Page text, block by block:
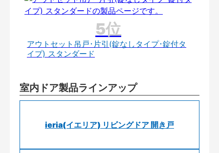
アウトセット吊戸･片引(錠なしタイプ･錠付タ
イプ) スタンダード
室内ドア製品ラインアップ
ieria(イエリア) リビングドア 開き戸